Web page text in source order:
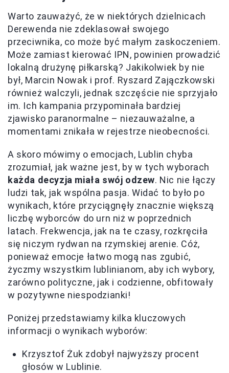
Warto zauważyć, że w niektórych dzielnicach
Derewenda nie zdeklasował swojego
przeciwnika, co może być małym zaskoczeniem.
Może zamiast kierować IPN, powinien prowadzić
lokalną drużynę piłkarską? Jakikolwiek by nie
był, Marcin Nowak i prof. Ryszard Zajączkowski
również walczyli, jednak szczęście nie sprzyjało
im. Ich kampania przypominała bardziej
zjawisko paranormalne – niezauważalne, a
momentami znikała w rejestrze nieobecności.
A skoro mówimy o emocjach, Lublin chyba
zrozumiał, jak ważne jest, by w tych wyborach
każda decyzja miała swój odzew. Nic nie łączy
ludzi tak, jak wspólna pasja. Widać to było po
wynikach, które przyciągnęły znacznie większą
liczbę wyborców do urn niż w poprzednich
latach. Frekwencja, jak na te czasy, rozkręciła
się niczym rydwan na rzymskiej arenie. Cóż,
ponieważ emocje łatwo mogą nas zgubić,
życzmy wszystkim lublinianom, aby ich wybory,
zarówno polityczne, jak i codzienne, obfitowały
w pozytywne niespodzianki!
Poniżej przedstawiamy kilka kluczowych
informacji o wynikach wyborów:
Krzysztof Żuk zdobył najwyższy procent
głosów w Lublinie.